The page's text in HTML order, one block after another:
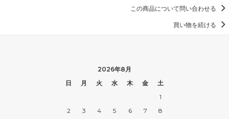
この商品について問い合わせる
買い物を続ける
2026年8月
日
月 火 水 木 金
土
1
2
3 4 5 6 7
8